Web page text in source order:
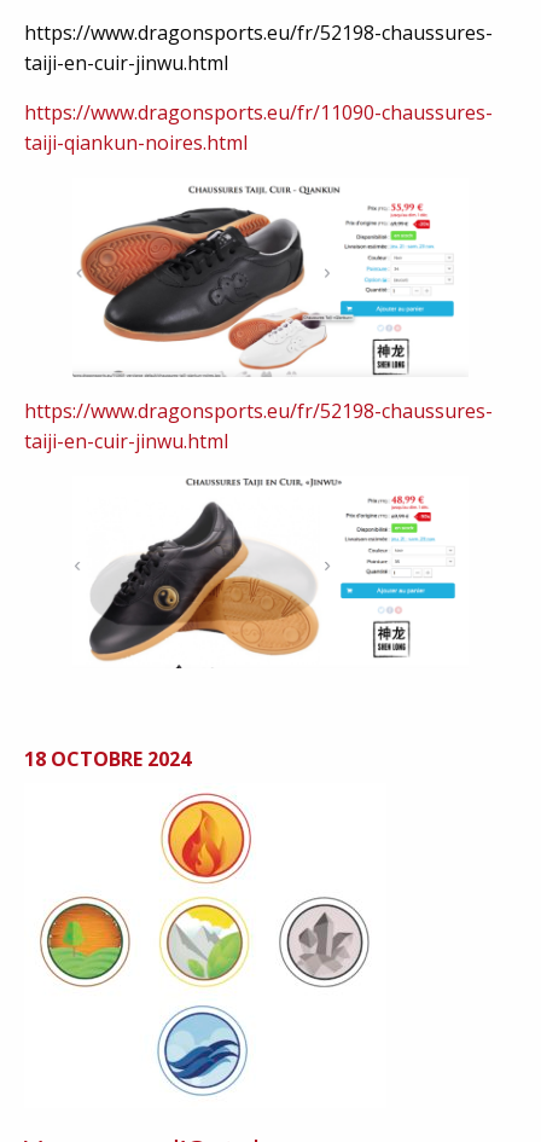
https://www.dragonsports.eu/fr/52198-chaussures-
taiji-en-cuir-jinwu.html
https://www.dragonsports.eu/fr/11090-chaussures-
taiji-qiankun-noires.html
https://www.dragonsports.eu/fr/52198-chaussures-
taiji-en-cuir-jinwu.html
18 OCTOBRE 2024